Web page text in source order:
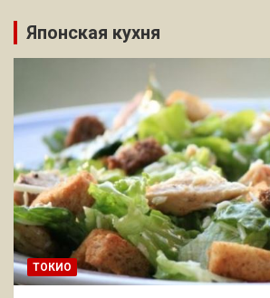
Японская кухня
ТОКИО